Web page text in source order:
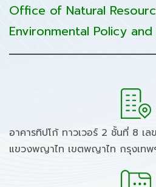
Office of Natural
Environmental Policy and
อาคารทิปโก้ ทาวเวอร์ 2 ชั้นที่ 8 เล
แขวงพญาไท เขตพญาไท กรุงเท